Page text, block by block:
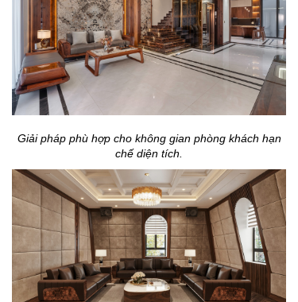
Giải pháp phù hợp cho không gian phòng khách hạn
chế diện tích.